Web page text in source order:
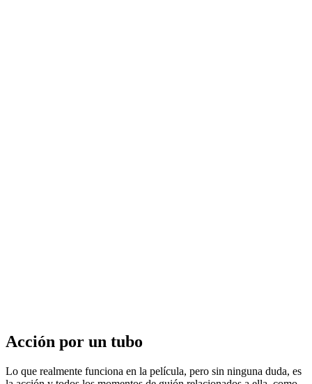
Acción por un tubo
Lo que realmente funciona en la película, pero sin ninguna duda, es